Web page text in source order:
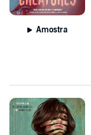
Amostra